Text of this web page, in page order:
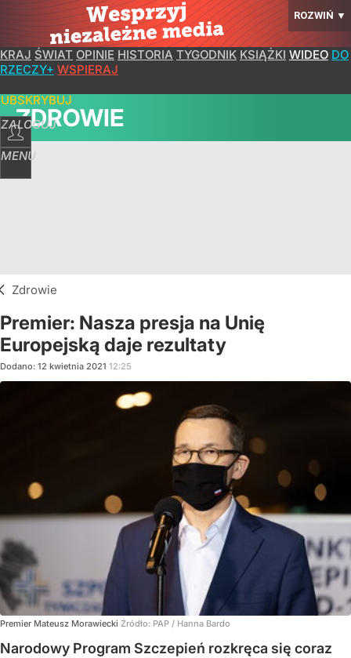
ROZWIŃ ▼
KRAJ ŚWIAT OPINIE HISTORIA TYGODNIK KSIĄŻKI WIDEO DO
RZECZY+ WSPIERAJ
ZALOGUJ
MENU
ZDROWIE
Zdrowie
Premier: Nasza presja na Unię
Europejską daje rezultaty
Dodano: 12 kwietnia 2021 12:25
Premier Mateusz Morawiecki Źródło: PAP / Hanna Bardo
Narodowy Program Szczepień rozkręca się coraz